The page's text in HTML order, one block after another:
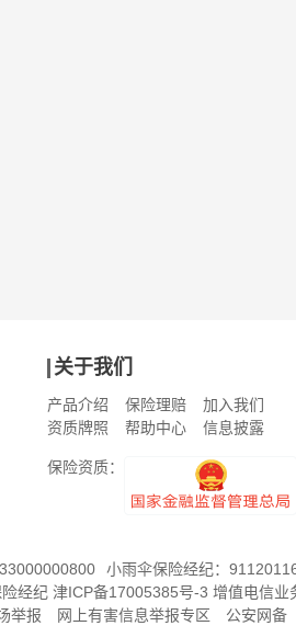
关于我们
产品介绍 保险理赔
加入我们
资质牌照
帮助中心 信息披露
保险资质：
小雨伞保险经纪：
经纪 津ICP备17005385号-3 增值电信业
举报
网上有害信息举报专区 公安网备